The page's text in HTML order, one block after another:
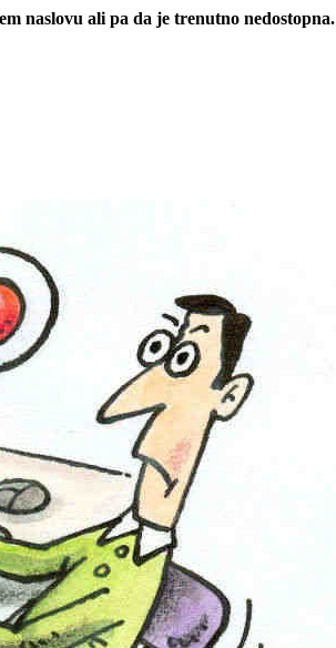
naslovu ali pa da je trenutno nedostopna.